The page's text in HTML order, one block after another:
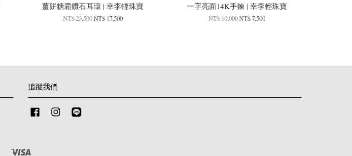
薑餅糖霜鑽石耳環 | 幸李輕珠寶
NT$ 23,500NT$ 17,500
一字亮面14K手鍊 | 幸李輕珠寶
NT$ 10,000NT$ 7,500
追蹤我們
Facebook Instagram